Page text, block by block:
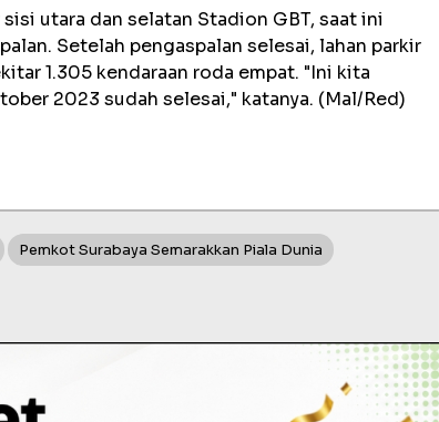
utara dan selatan Stadion GBT, saat ini
Setelah pengaspalan selesai, lahan parkir
1.305 kendaraan roda empat. "Ini kita
2023 sudah selesai," katanya. (Mal/Red)
Pemkot Surabaya Semarakkan Piala Dunia